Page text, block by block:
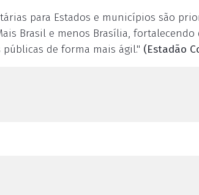
para Estados e municípios são
Brasil e menos Brasília,
de forma mais ágil." (Estadão